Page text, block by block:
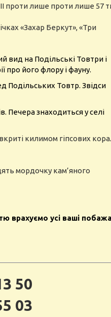
проти лише проти лише 57
«Захар Беркут», «Три
вид на Подільські Товтри і
про його флору і фауну.
Подільських Товтр. Звідси
Печера знаходиться у селі
килимом гіпсових
мордочку кам’яного
врахуємо усі ваші
50
03